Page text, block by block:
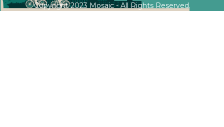
Copyright 2023 Mosaic - All Rights Reserved.